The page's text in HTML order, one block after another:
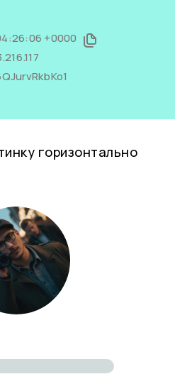
+0000
горизонтально